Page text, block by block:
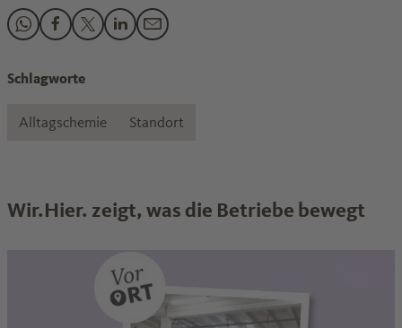
Den Beitrag "Mendig" teilen auf WhatsApp
Den Beitrag "Mendig" teilen auf Facebook
Den Beitrag "Mendig" teilen auf X
Den Beitrag "Mendig" teilen auf LinkedIn
Den Beitrag "Mendig" teilen per E-Mail
Schlagworte
Alltagschemie Standort
Wir.Hier. zeigt, was die Betriebe bewegt